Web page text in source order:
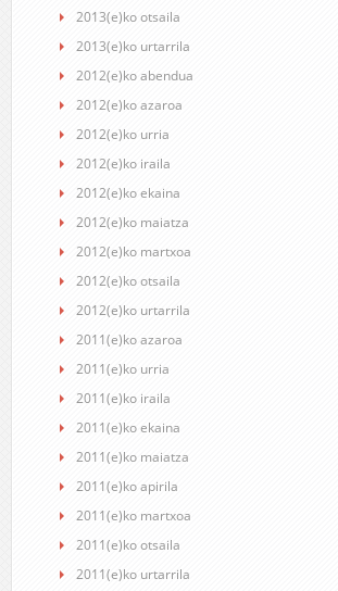
2013(e)ko otsaila
2013(e)ko urtarrila
2012(e)ko abendua
2012(e)ko azaroa
2012(e)ko urria
2012(e)ko iraila
2012(e)ko ekaina
2012(e)ko maiatza
2012(e)ko martxoa
2012(e)ko otsaila
2012(e)ko urtarrila
2011(e)ko azaroa
2011(e)ko urria
2011(e)ko iraila
2011(e)ko ekaina
2011(e)ko maiatza
2011(e)ko apirila
2011(e)ko martxoa
2011(e)ko otsaila
2011(e)ko urtarrila